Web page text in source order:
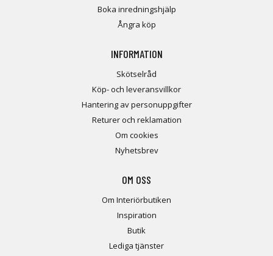
Boka inredningshjälp
Ångra köp
INFORMATION
Skötselråd
Köp- och leveransvillkor
Hantering av personuppgifter
Returer och reklamation
Om cookies
Nyhetsbrev
OM OSS
Om Interiörbutiken
Inspiration
Butik
Lediga tjänster